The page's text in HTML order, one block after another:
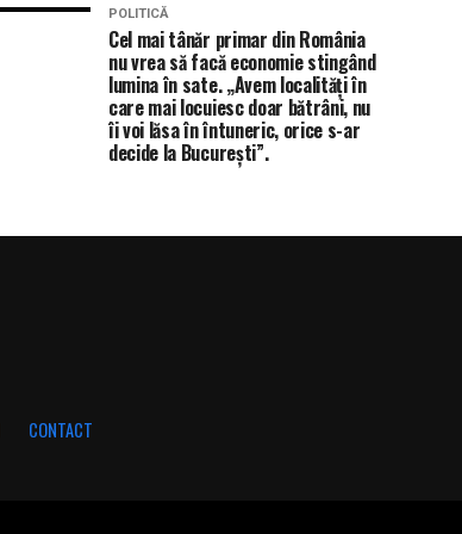
POLITICĂ
Cel mai tânăr primar din România
nu vrea să facă economie stingând
lumina în sate. „Avem localități în
care mai locuiesc doar bătrâni, nu
îi voi lăsa în întuneric, orice s-ar
decide la București”.
CONTACT